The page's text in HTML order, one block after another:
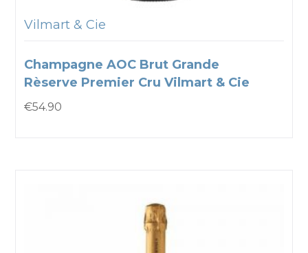
Vilmart & Cie
Champagne AOC Brut Grande
Rèserve Premier Cru Vilmart & Cie
€54.90